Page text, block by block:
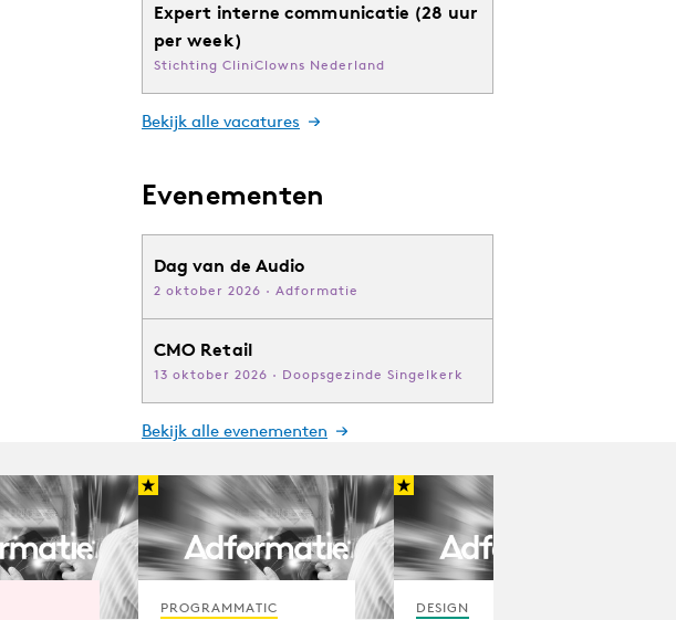
Expert interne communicatie (28 uur
per week)
Stichting CliniClowns Nederland
Bekijk alle vacatures
Evenementen
Dag van de Audio
2 oktober 2026 · Adformatie
CMO Retail
13 oktober 2026 · Doopsgezinde Singelkerk
Bekijk alle evenementen
PROGRAMMATIC DESIGN